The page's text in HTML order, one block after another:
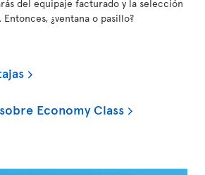
del equipaje facturado y la selección
¿ventana o pasillo?
Economy Class